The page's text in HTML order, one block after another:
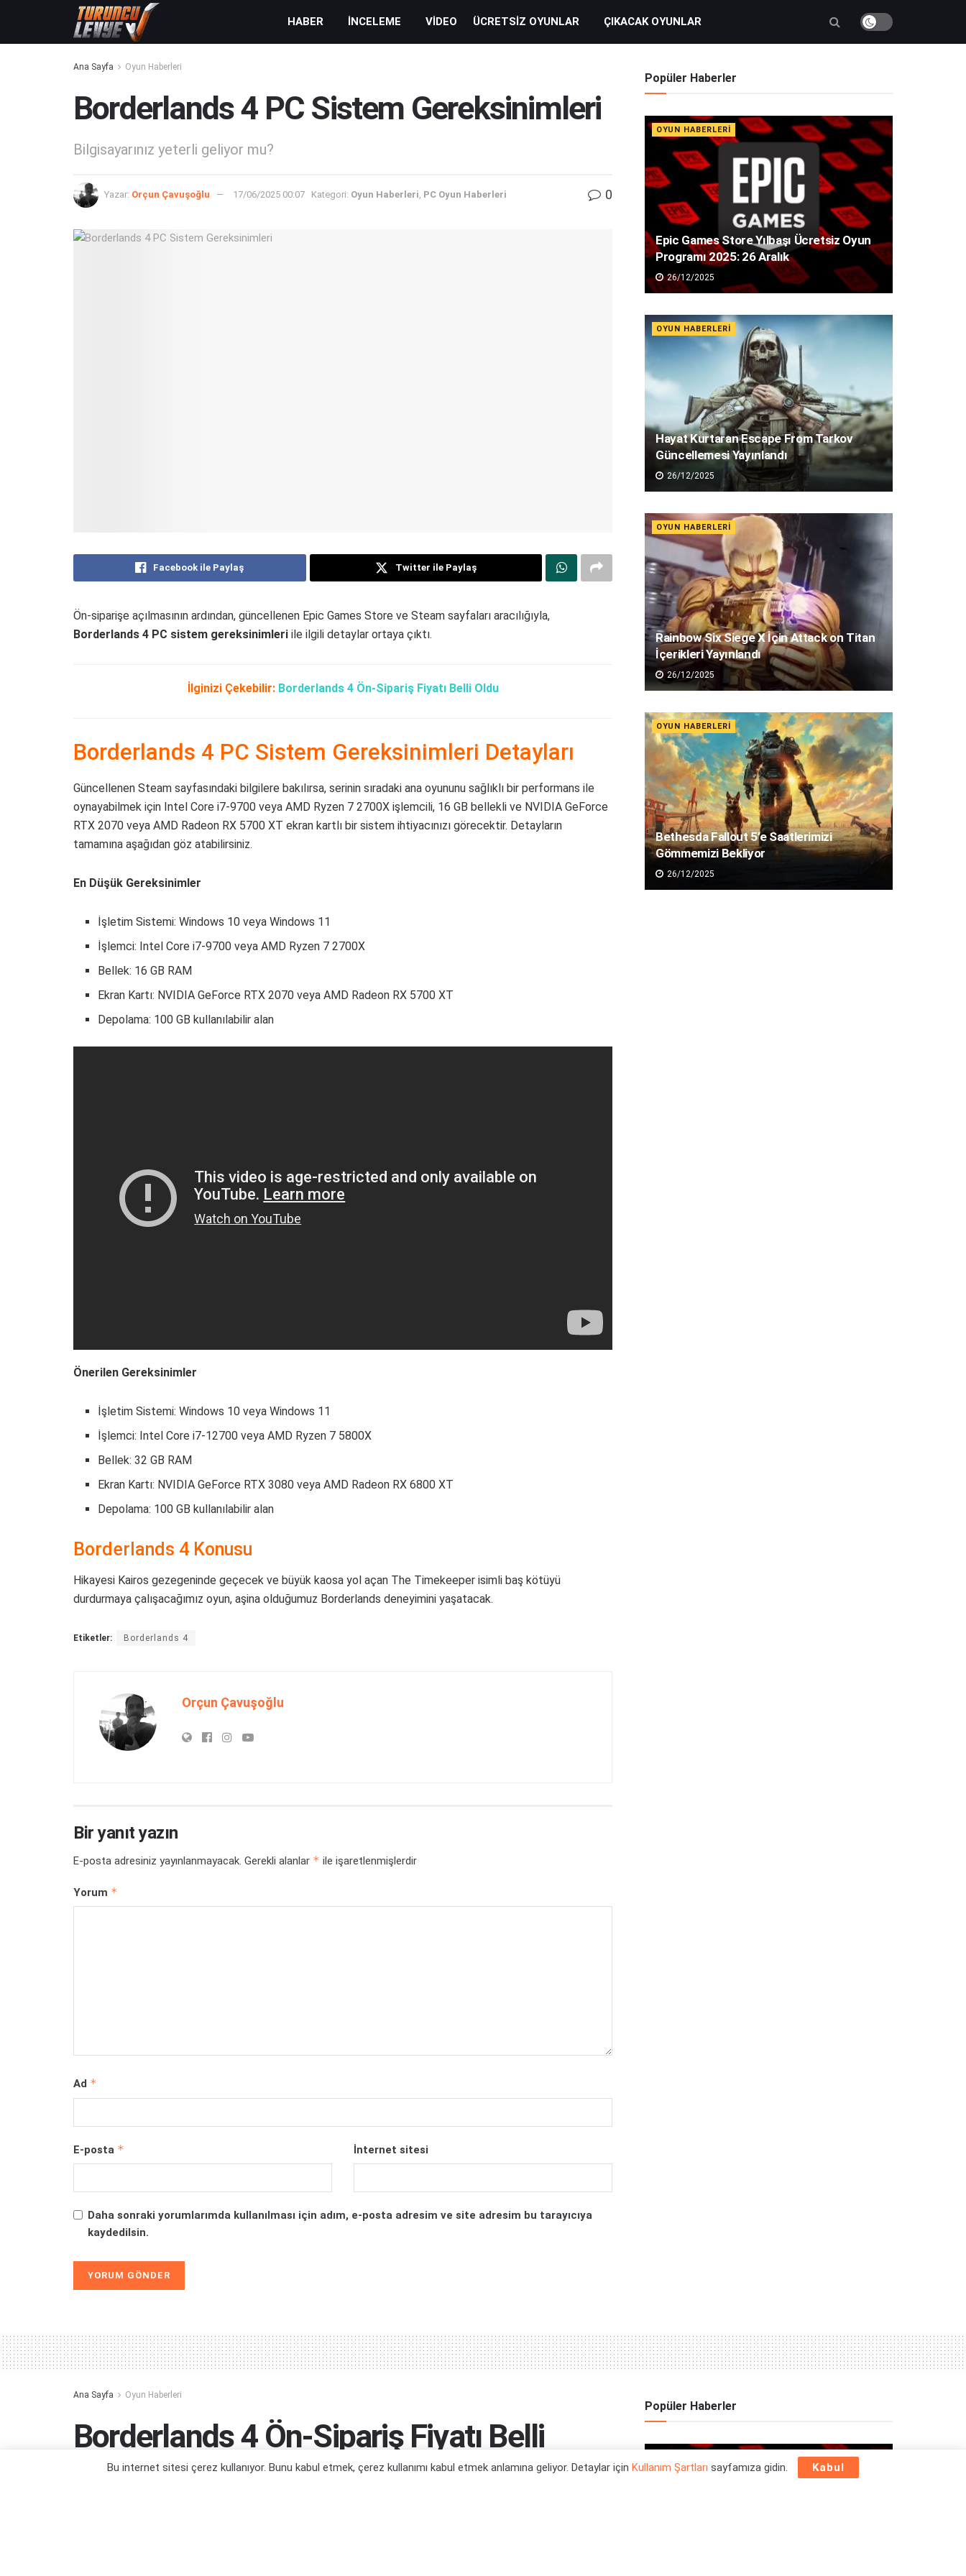
HABER İNCELEME VIDEO ÜCRETSIZ OYUNLAR ÇIKACAK OYUNLAR
Ana Sayfa Oyun Haberleri
Borderlands 4 PC Sistem Gereksinimleri
Bilgisayarınız yeterli geliyor mu?
Yazar: Orçun Çavuşoğlu 17/06/2025 00:07 Kategori: Oyun Haberleri PC Oyun Haberleri 0
Facebook ile Paylaş Twitter ile Paylaş
Ön-siparişe açılmasının ardından, güncellenen Epic Games Store ve Steam sayfaları aracılığıyla,
Borderlands 4 PC sistem gereksinimleri ile ilgili detaylar ortaya çıktı.
İlginizi Çekebilir: Borderlands 4 Ön-Sipariş Fiyatı Belli Oldu
Borderlands 4 PC Sistem Gereksinimleri Detayları
Güncellenen Steam sayfasındaki bilgilere bakılırsa, serinin sıradaki ana oyununu sağlıklı bir performans ile
oynayabilmek için Intel Core i7-9700 veya AMD Ryzen 7 2700X işlemcili, 16 GB bellekli ve NVIDIA GeForce
RTX 2070 veya AMD Radeon RX 5700 XT ekran kartlı bir sistem ihtiyacınızı görecektir. Detayların
tamamına aşağıdan göz atabilirsiniz.
En Düşük Gereksinimler
İşletim Sistemi: Windows 10 veya Windows 11
İşlemci: Intel Core i7-9700 veya AMD Ryzen 7 2700X
Bellek: 16 GB RAM
Ekran Kartı: NVIDIA GeForce RTX 2070 veya AMD Radeon RX 5700 XT
Depolama: 100 GB kullanılabilir alan
Önerilen Gereksinimler
İşletim Sistemi: Windows 10 veya Windows 11
İşlemci: Intel Core i7-12700 veya AMD Ryzen 7 5800X
Bellek: 32 GB RAM
Ekran Kartı: NVIDIA GeForce RTX 3080 veya AMD Radeon RX 6800 XT
Depolama: 100 GB kullanılabilir alan
Borderlands 4 Konusu
Hikayesi Kairos gezegeninde geçecek ve büyük kaosa yol açan The Timekeeper isimli baş kötüyü
durdurmaya çalışacağımız oyun, aşina olduğumuz Borderlands deneyimini yaşatacak.
Etiketler: Borderlands 4
Orçun Çavuşoğlu
Bir yanıt yazın
E-posta adresiniz yayınlanmayacak. Gerekli alanlar * ile işaretlenmişlerdir
Yorum *
Ad *
E-posta * İnternet sitesi
Daha sonraki yorumlarımda kullanılması için adım, e-posta adresim ve site adresim bu tarayıcıya
kaydedilsin.
Popüler Haberler
OYUN HABERLERI
Epic Games Store Yılbaşı Ücretsiz Oyun
Programı 2025: 26 Aralık
26/12/2025
OYUN HABERLERI
Hayat Kurtaran Escape From Tarkov
Güncellemesi Yayınlandı
26/12/2025
OYUN HABERLERI
Rainbow Six Siege X İçin Attack on Titan
İçerikleri Yayınlandı
26/12/2025
OYUN HABERLERI
Bethesda Fallout 5’e Saatlerimizi
Gömmemizi Bekliyor
26/12/2025
Ana Sayfa Oyun Haberleri
Borderlands 4 Ön-Sipariş Fiyatı Belli
Oldu
Popüler Haberler
Bu internet sitesi çerez kullanıyor. Bunu kabul etmek, çerez kullanımı kabul etmek anlamına geliyor. Detaylar için Kullanım Şartları sayfamıza gidin. Kabul